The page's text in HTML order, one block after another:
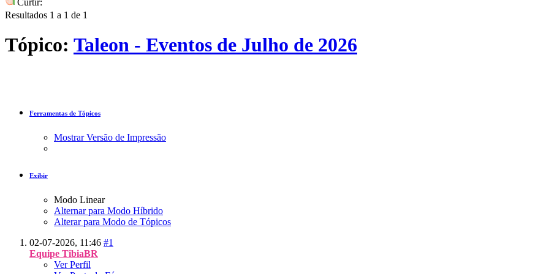
Resultados 1 a 1 de 1
Tópico: Taleon - Eventos de Julho de 2026
Ferramentas de Tópicos
Mostrar Versão de Impressão
Exibir
Modo Linear
Alternar para Modo Híbrido
Alterar para Modo de Tópicos
02-07-2026, 11:46 #1
Equipe TibiaBR
Ver Perfil